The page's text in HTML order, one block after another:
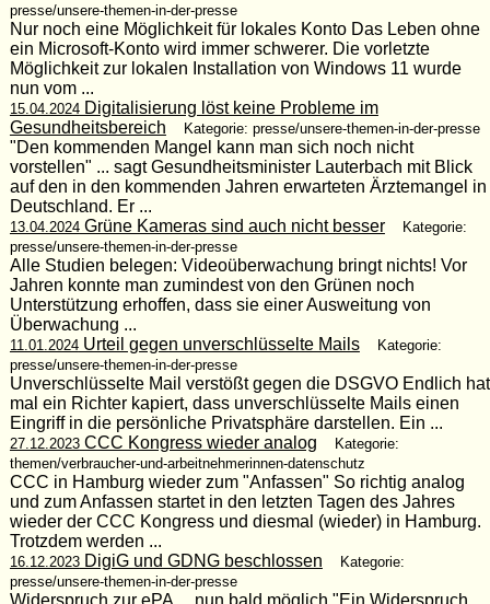
presse/unsere-themen-in-der-presse
Nur noch eine Möglichkeit für lokales Konto Das Leben ohne
ein Microsoft-Konto wird immer schwerer. Die vorletzte
Möglichkeit zur lokalen Installation von Windows 11 wurde
nun vom ...
15.04.2024Digitalisierung löst keine Probleme im
Gesundheitsbereich
Kategorie: presse/unsere-themen-in-der-presse
"Den kommenden Mangel kann man sich noch nicht
vorstellen" ... sagt Gesundheitsminister Lauterbach mit Blick
auf den in den kommenden Jahren erwarteten Ärztemangel in
Deutschland. Er ...
13.04.2024Grüne Kameras sind auch nicht besser
Kategorie:
presse/unsere-themen-in-der-presse
Alle Studien belegen: Videoüberwachung bringt nichts! Vor
Jahren konnte man zumindest von den Grünen noch
Unterstützung erhoffen, dass sie einer Ausweitung von
Überwachung ...
11.01.2024Urteil gegen unverschlüsselte Mails
Kategorie:
presse/unsere-themen-in-der-presse
Unverschlüsselte Mail verstößt gegen die DSGVO Endlich hat
mal ein Richter kapiert, dass unverschlüsselte Mails einen
Eingriff in die persönliche Privatsphäre darstellen. Ein ...
27.12.2023CCC Kongress wieder analog
Kategorie:
themen/verbraucher-und-arbeitnehmerinnen-datenschutz
CCC in Hamburg wieder zum "Anfassen" So richtig analog
und zum Anfassen startet in den letzten Tagen des Jahres
wieder der CCC Kongress und diesmal (wieder) in Hamburg.
Trotzdem werden ...
16.12.2023DigiG und GDNG beschlossen
Kategorie:
presse/unsere-themen-in-der-presse
Widerspruch zur ePA ... nun bald möglich "Ein Widerspruch